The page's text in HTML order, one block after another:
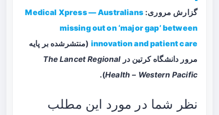
گزارش مروری:Medical Xpress — Australians
missing out on ‘major gap’ between
innovation and patient care (منتشرشده بر پایه
مرور دانشگاه کرتین درThe Lancet Regional
Health – Western Pacific
).
نظر شما در مورد این مطلب